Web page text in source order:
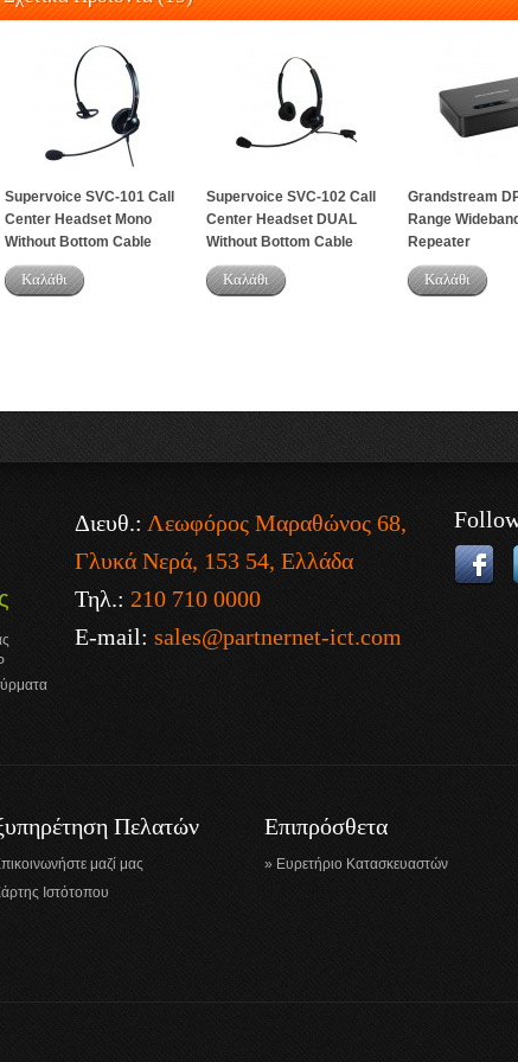
Supervoice SVC-101 Call
Center Headset Mono
Without Bottom Cable
Καλάθι
Supervoice SVC-102 Call
Center Headset DUAL
Without Bottom Cable
Καλάθι
Grandstream
Range
Repeater
Καλάθι
Διευθ.: Λεωφόρος Μαραθώνος 68,
Γλυκά Νερά, 153 54, Ελλάδα
Τηλ.: 210 710 0000
E-mail: sales@partnernet-ict.com
Πελατών
μαζί μας
Ιστότοπου
Επιπρόσθετα
Ευρετήριο Κατασκευαστών